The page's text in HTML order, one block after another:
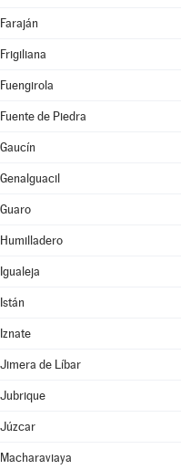
Faraján
Frigiliana
Fuengirola
Fuente de Piedra
Gaucín
Genalguacil
Guaro
Humilladero
Igualeja
Istán
Iznate
Jimera de Líbar
Jubrique
Júzcar
Macharaviaya